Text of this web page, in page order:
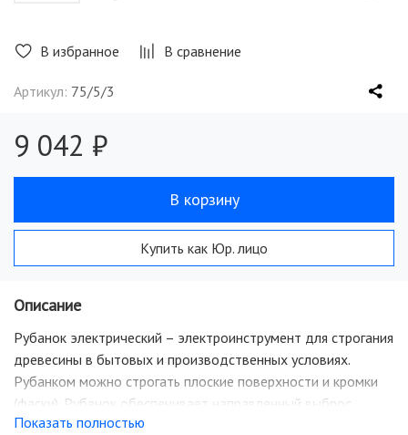
В избранное В сравнение
Артикул: 75/5/3
Описание
Рубанок электрический – электроинструмент для строгания
древесины в бытовых и производственных условиях.
Рубанком можно строгать плоские поверхности и кромки
(фаски). Рубанок обеспечивает направленный выброс
стружки и плавное регулирование глубины строгания. Для
Показать полностью
9 042 ₽
В корзину
Купить как Юр. лицо